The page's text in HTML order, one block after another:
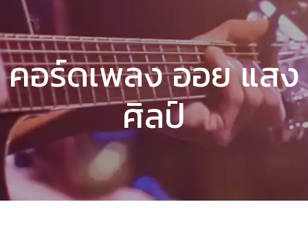
คอร์ดเพลง ออย แสง
ศิลป์